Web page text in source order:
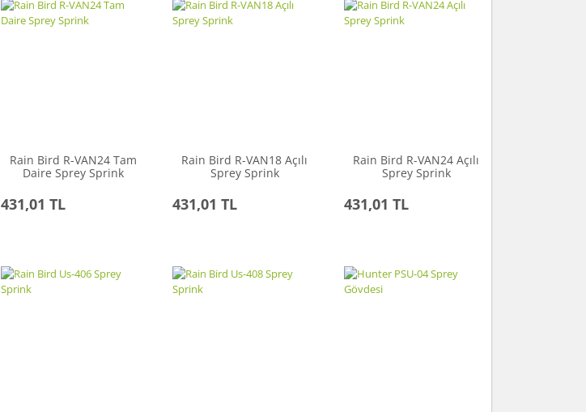
Rain Bird R-VAN24 Tam
Daire Sprey Sprink
431,01 TL
Rain Bird R-VAN18 Açılı
Sprey Sprink
431,01 TL
Rain Bird R-VAN24 Açılı
Sprey Sprink
431,01 TL